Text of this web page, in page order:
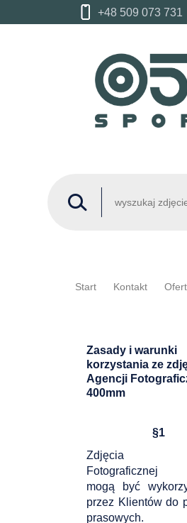
+48 509 073 731
Start Kontakt
Zasady i warunki
korzystania ze
Agencji
400mm
§1
Zdjęcia
Fotograficznej
mogą być
przez Klientów do
prasowych.